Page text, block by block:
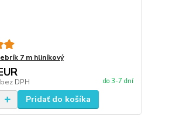
7 m hliníkový
bez DPH do 3-7 dní
Pridať do košíka